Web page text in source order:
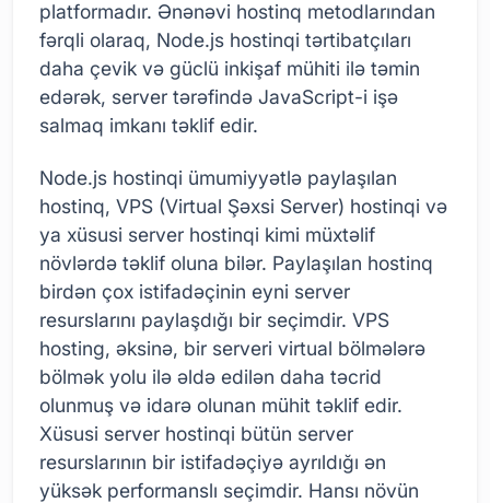
platformadır. Ənənəvi hostinq metodlarından
fərqli olaraq, Node.js hostinqi tərtibatçıları
daha çevik və güclü inkişaf mühiti ilə təmin
edərək, server tərəfində JavaScript-i işə
salmaq imkanı təklif edir.
Node.js hostinqi ümumiyyətlə paylaşılan
hostinq, VPS (Virtual Şəxsi Server) hostinqi və
ya xüsusi server hostinqi kimi müxtəlif
növlərdə təklif oluna bilər. Paylaşılan hostinq
birdən çox istifadəçinin eyni server
resurslarını paylaşdığı bir seçimdir. VPS
hosting, əksinə, bir serveri virtual bölmələrə
bölmək yolu ilə əldə edilən daha təcrid
olunmuş və idarə olunan mühit təklif edir.
Xüsusi server hostinqi bütün server
resurslarının bir istifadəçiyə ayrıldığı ən
yüksək performanslı seçimdir. Hansı növün